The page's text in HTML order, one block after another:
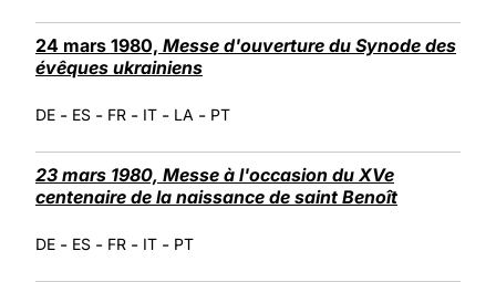
24 mars 1980, Messe d'ouverture du Synode des
évêques ukrainiens
DE - ES - FR - IT - LA - PT
23 mars 1980, Messe à l'occasion du XVe
centenaire de la naissance de saint Benoît
DE - ES - FR - IT - PT